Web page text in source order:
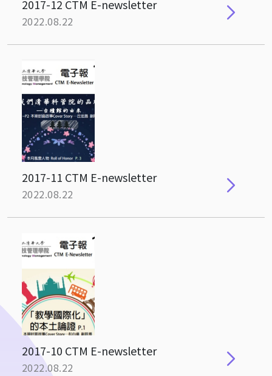
2017-12 CTM E-newsletter
2022.08.22
2017-11 CTM E-newsletter
2022.08.22
2017-10 CTM E-newsletter
2022.08.22